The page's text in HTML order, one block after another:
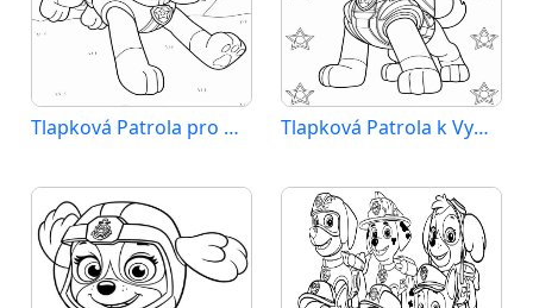
Tlapková Patrola pro Děti Tlapková Patrola k Vymalování